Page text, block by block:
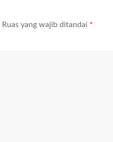
Ruas yang wajib ditandai *